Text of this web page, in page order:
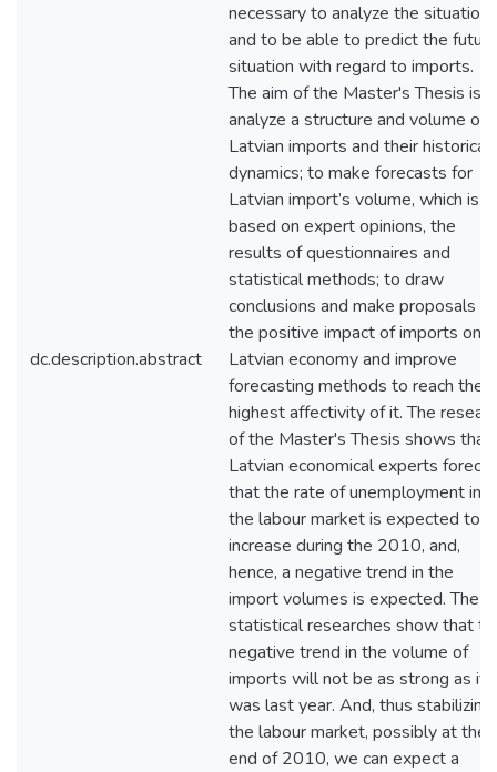
dc.description.abstract
necessary to analyze the situation
and to be able to predict the future
situation with regard to imports.
The aim of the Master's Thesis is
analyze a structure and volume of
Latvian imports and their historical
dynamics; to make forecasts for
Latvian import’s volume, which is
based on expert opinions, the
results of questionnaires and
statistical methods; to draw
conclusions and make proposals to
the positive impact of imports on
Latvian economy and improve
forecasting methods to reach the
highest affectivity of it. The
of the Master's Thesis shows that
Latvian economical experts
that the rate of unemployment in
the labour market is expected to
increase during the 2010, and,
hence, a negative trend in the
import volumes is expected. The
statistical researches show that
negative trend in the volume of
imports will not be as strong as it
was last year. And, thus stabilizing
the labour market, possibly at the
end of 2010, we can expect a